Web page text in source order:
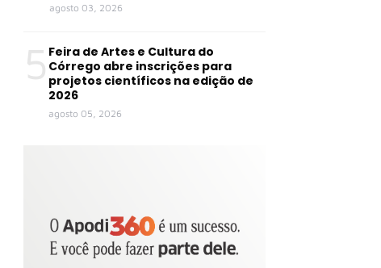
agosto 03, 2026
5 Feira de Artes e Cultura do
Córrego abre inscrições para
projetos científicos na edição de
2026
agosto 05, 2026